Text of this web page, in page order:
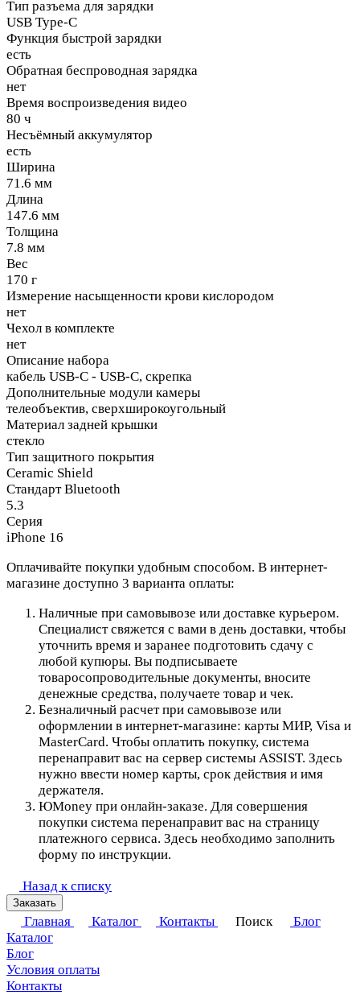
Тип разъема для зарядки
USB Type-C
Функция быстрой зарядки
есть
Обратная беспроводная зарядка
нет
Время воспроизведения видео
80 ч
Несъёмный аккумулятор
есть
Ширина
71.6 мм
Длина
147.6 мм
Толщина
7.8 мм
Вес
170 г
Измерение насыщенности крови кислородом
нет
Чехол в комплекте
нет
Описание набора
кабель USB-C - USB-C, скрепка
Дополнительные модули камеры
телеобъектив, сверхширокоугольный
Материал задней крышки
стекло
Тип защитного покрытия
Ceramic Shield
Стандарт Bluetooth
5.3
Серия
iPhone 16
Оплачивайте покупки удобным способом. В интернет-
магазине доступно 3 варианта оплаты:
Наличные при самовывозе или доставке курьером.
Специалист свяжется с вами в день доставки, чтобы
уточнить время и заранее подготовить сдачу с
любой купюры. Вы подписываете
товаросопроводительные документы, вносите
денежные средства, получаете товар и чек.
Безналичный расчет при самовывозе или
оформлении в интернет-магазине: карты МИР, Visa и
MasterCard. Чтобы оплатить покупку, система
перенаправит вас на сервер системы ASSIST. Здесь
нужно ввести номер карты, срок действия и имя
держателя.
ЮMoney при онлайн-заказе. Для совершения
покупки система перенаправит вас на страницу
платежного сервиса. Здесь необходимо заполнить
форму по инструкции.
Назад к списку
Заказать
Главная Каталог Контакты Поиск
Блог
Каталог
Блог
Условия оплаты
Контакты